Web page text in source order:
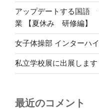
アップデートする国語
業 【夏休み 研修編】
女子体操部 インターハイ
私立学校展に出展します
最近のコメント